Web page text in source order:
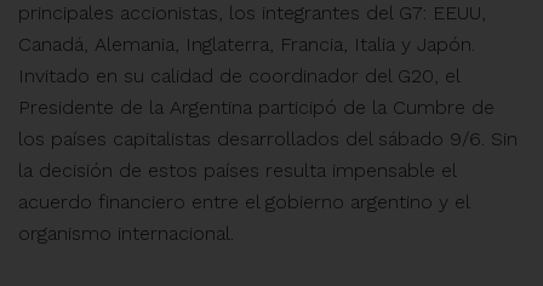
principales accionistas, los integrantes del G7: EEUU,
Canadá, Alemania, Inglaterra, Francia, Italia y Japón.
Invitado en su calidad de coordinador del G20, el
Presidente de la Argentina participó de la Cumbre de
los países capitalistas desarrollados del sábado 9/6. Sin
la decisión de estos países resulta impensable el
acuerdo financiero entre el gobierno argentino y el
organismo internacional.